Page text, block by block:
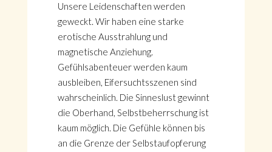
Unsere Leidenschaften werden
geweckt. Wir haben eine starke
erotische Ausstrahlung und
magnetische Anziehung.
Gefühlsabenteuer werden kaum
ausbleiben, Eifersuchtsszenen sind
wahrscheinlich. Die Sinneslust gewinnt
die Oberhand, Selbstbeherrschung ist
kaum möglich. Die Gefühle können bis
an die Grenze der Selbstaufopferung